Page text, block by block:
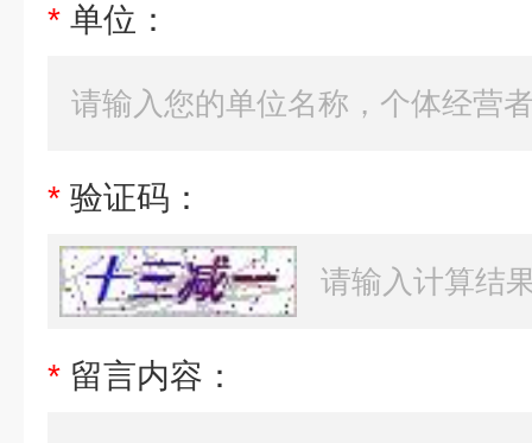
* 单位：
* 验证码：
* 留言内容：